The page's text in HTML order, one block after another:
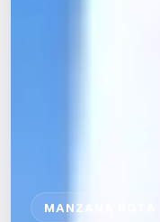
MANZANA ROTA